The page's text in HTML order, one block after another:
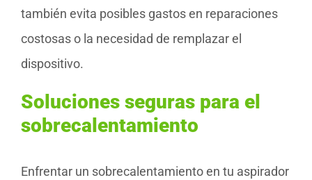
también evita posibles gastos en reparaciones
costosas o la necesidad de remplazar el
dispositivo.
Soluciones seguras para el
sobrecalentamiento
Enfrentar un sobrecalentamiento en tu aspirador